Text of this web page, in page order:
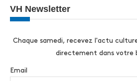
VH Newsletter
Chaque samedi, recevez l'actu
directement dans votre
Email